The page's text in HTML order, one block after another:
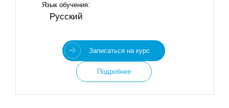
Язык обучения:
Русский
Записаться на курс
Подробнее